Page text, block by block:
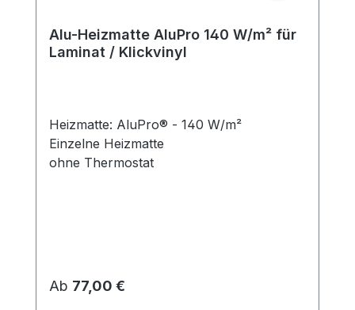
Alu-Heizmatte AluPro 140 W/m² für
Laminat / Klickvinyl
Heizmatte: AluPro® - 140 W/m²
Einzelne Heizmatte
ohne Thermostat
Regulärer Preis:
Ab 77,00 €